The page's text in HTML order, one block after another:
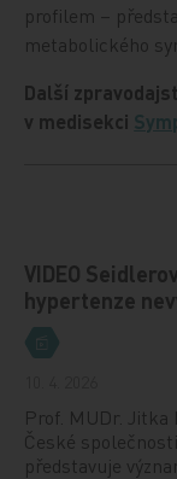
profilem –
metabolického
Další
v medisekci
VIDEO
hypertenze
Prof. MUDr. Jitka
České
představuje